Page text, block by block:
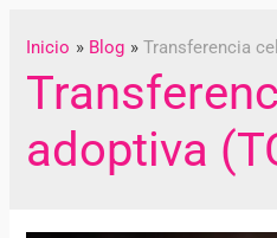
Inicio Blog Transferencia
adoptiva